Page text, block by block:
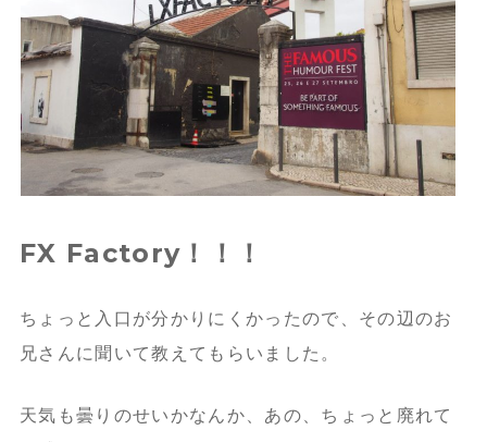
FX Factory！！！
ちょっと入口が分かりにくかったので、その辺のお
兄さんに聞いて教えてもらいました。
天気も曇りのせいかなんか、あの、ちょっと廃れて